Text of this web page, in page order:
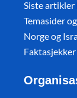
Siste
Temasider
Norge og